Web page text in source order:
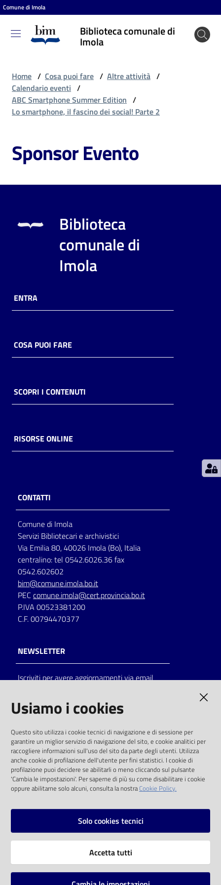
Vai al contenuto
Vai alla navigazione
Vai al footer
Comune di Imola
Biblioteca comunale di
Imola
Biblioteca
comunale
Entra
Cosa
puoi
Archivio
Decentrate
lettura
Seguici
su
Catalogo
Eventi
Chiedi al
bibliotecario
Avvisi
Home / Cosa puoi fare / Altre attività /
Calendario eventi /
ABC Smartphone Summer Edition /
Lo smartphone, il fascino dei social! Parte 2
Sponsor Evento
Biblioteca
comunale di
Imola
ENTRA
COSA PUOI FARE
SCOPRI I CONTENUTI
RISORSE ONLINE
CONTATTI
Comune di Imola
Servizi Bibliotecari e archivistici
Via Emilia 80, 40026 Imola (Bo), Italia
centralino: tel 0542.6026.36 fax
0542.602602
bim@comune.imola.bo.it
PEC comune.imola@cert.provincia.bo.it
P.IVA 00523381200
C.F. 00794470377
NEWSLETTER
Iscriviti per avere aggiornamenti via email
solo alle condizioni previste dalla direttiva
comunitaria 2003/98/CE e dal d.lgs. 36/2006
SOCIAL
Instagram
Vai alla pagina
Usiamo i cookies
Questo sito utilizza i cookie tecnici di navigazione e di sessione per
garantire un miglior servizio di navigazione del sito, e cookie analitici per
raccogliere informazioni sull'uso del sito da parte degli utenti. Utilizza
anche cookie di profilazione dell'utente per fini statistici. I cookie di
profilazione puoi decidere se abilitarli o meno cliccando sul pulsante
'Cambia le impostazioni'. Per saperne di più su come disabilitare i cookie
oppure abilitarne solo alcuni, consulta la nostraCookie Policy.
Solo cookies tecnici
Accetta tutti